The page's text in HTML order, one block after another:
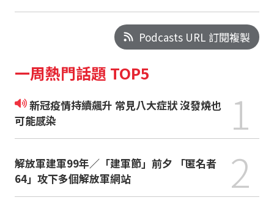
Podcasts URL 訂閱複製
一周熱門話題 TOP5
新冠疫情持續飆升 常見八大症狀 沒發燒也
可能感染
1
解放軍建軍99年／「建軍節」前夕 「匿名者
64」攻下多個解放軍網站
2